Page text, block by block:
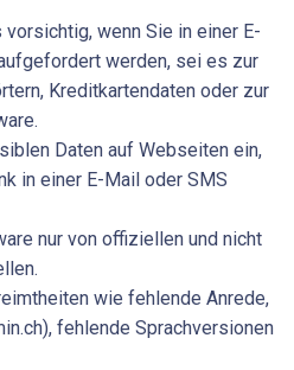
wenn Sie in einer E-
werden, sei es zur
Kreditkartendaten oder zur
Daten auf Webseiten ein,
in einer E-Mail oder SMS
nur von offiziellen und nicht
wie fehlende Anrede,
fehlende Sprachversionen